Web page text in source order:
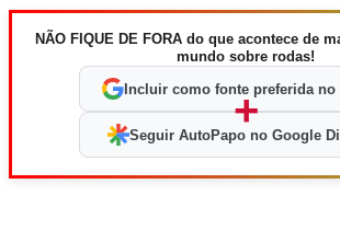
NÃO FIQUE DE FORA do que acontece de
mundo sobre rodas!
Incluir como fonte preferida no
+
Seguir AutoPapo no Google